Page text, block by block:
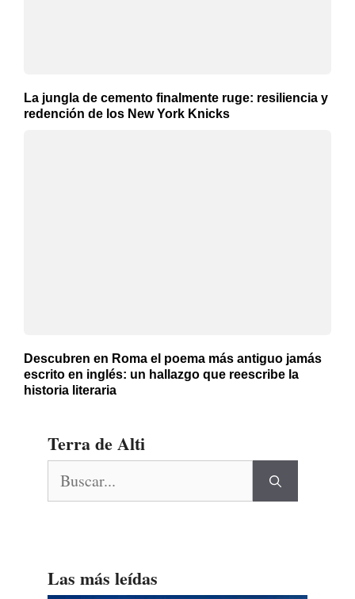
La jungla de cemento finalmente ruge: resiliencia y
redención de los New York Knicks
Descubren en Roma el poema más antiguo jamás
escrito en inglés: un hallazgo que reescribe la
historia literaria
Terra de Alti
Las más leídas